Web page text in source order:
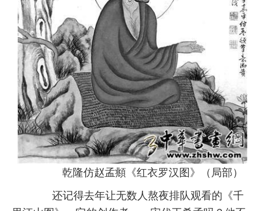
乾隆仿赵孟頫《红衣罗汉图》（局部）
还记得去年让无数人熬夜排队观看的《千